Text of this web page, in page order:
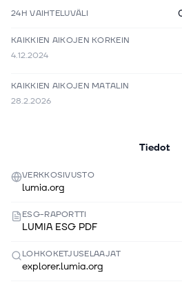
24H VAIHTELUVÄLI
KAIKKIEN AIKOJEN KORKEIN
4.12.2024
KAIKKIEN AIKOJEN MATALIN
28.2.2026
Tiedot
VERKKOSIVUSTO
lumia.org
ESG-RAPORTTI
LUMIA ESG PDF
LOHKOKETJUSELAAJAT
explorer.lumia.org